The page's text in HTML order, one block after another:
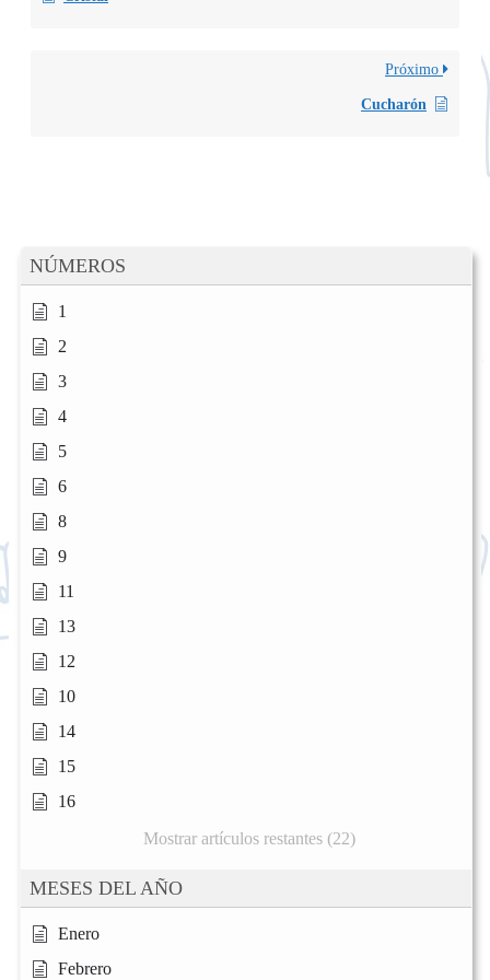
NÚMEROS
1
2
3
4
5
6
8
9
11
13
12
10
14
15
16
Mostrar artículos restantes (22)
MESES DEL AÑO
Enero
Febrero
Próximo
Cucharón